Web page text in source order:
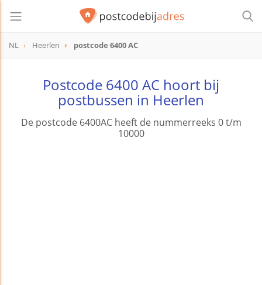
NL Heerlen postcode 6400 AC
Postcode 6400 AC hoort bij
postbussen in Heerlen
De postcode 6400AC heeft de nummerreeks 0 t/m
10000